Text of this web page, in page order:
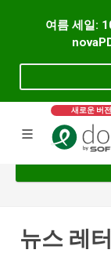
여름 세일:
새로운 버
뉴스 레터